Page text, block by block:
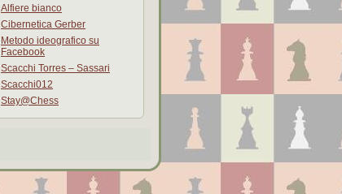
Alfiere bianco
Cibernetica Gerber
Metodo ideografico su
Facebook
Scacchi Torres – Sassari
Scacchi012
Stay@Chess